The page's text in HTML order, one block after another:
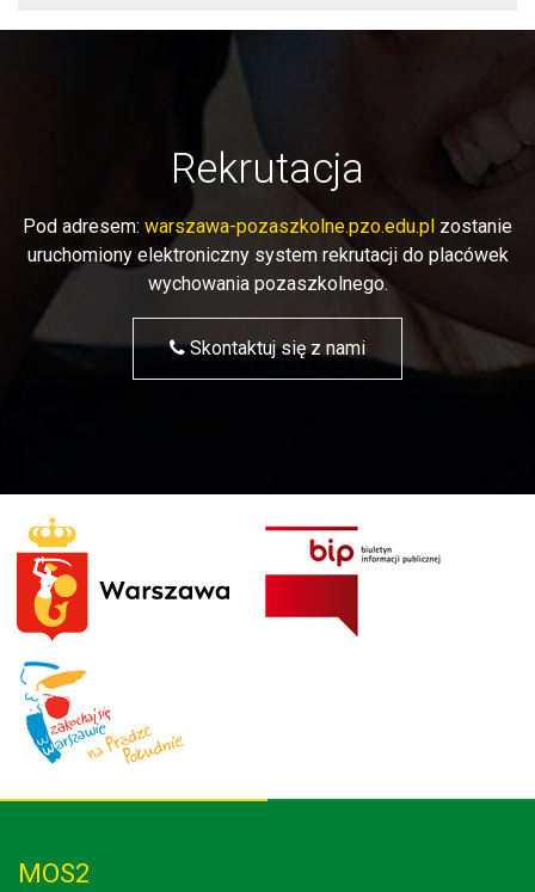
Rekrutacja
Pod adresem: warszawa-pozaszkolne.pzo.edu.pl zostanie
uruchomiony elektroniczny system rekrutacji do placówek
wychowania pozaszkolnego.
Skontaktuj się z nami
MOS2